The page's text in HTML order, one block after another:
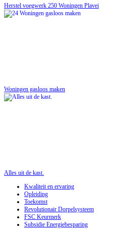
Herstel voegwerk 250 Woningen Plavei
Woningen gasloos maken
Alles uit de kast.
Kwaliteit en ervaring
Opleiding
Toekomst
Revolutionair Dorpelsysteem
FSC Keurmerk
Subsidie Energiebesparing